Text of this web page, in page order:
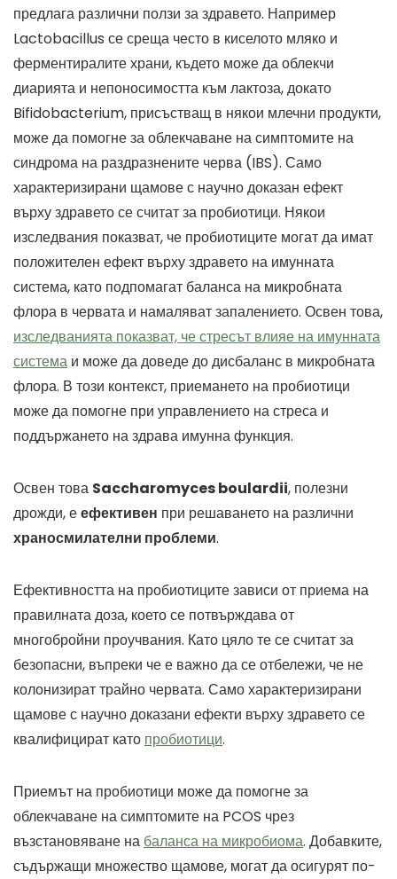
предлага различни ползи за здравето. Например
Lactobacillus се среща често в киселото мляко и
ферментиралите храни, където може да облекчи
диарията и непоносимостта към лактоза, докато
Bifidobacterium, присъстващ в някои млечни продукти,
може да помогне за облекчаване на симптомите на
синдрома на раздразнените черва (IBS). Само
характеризирани щамове с научно доказан ефект
върху здравето се считат за пробиотици. Някои
изследвания показват, че пробиотиците могат да имат
положителен ефект върху здравето на имунната
система, като подпомагат баланса на микробната
флора в червата и намаляват запалението. Освен това,
изследванията показват, че стресът влияе на имунната
система и може да доведе до дисбаланс в микробната
флора. В този контекст, приемането на пробиотици
може да помогне при управлението на стреса и
поддържането на здрава имунна функция.
Освен това Saccharomyces boulardii, полезни
дрожди, еефективен при решаването на различни
храносмилателни проблеми.
Ефективността на пробиотиците зависи от приема на
правилната доза, което се потвърждава от
многобройни проучвания. Като цяло те се считат за
безопасни, въпреки че е важно да се отбележи, че не
колонизират трайно червата. Само характеризирани
щамове с научно доказани ефекти върху здравето се
квалифицират като пробиотици.
Приемът на пробиотици може да помогне за
облекчаване на симптомите на PCOS чрез
възстановяване на баланса на микробиома. Добавките,
съдържащи множество щамове, могат да осигурят по-